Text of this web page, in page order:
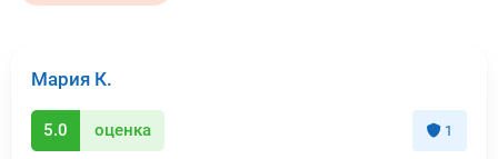
Мария К.
5.0 оценка 1